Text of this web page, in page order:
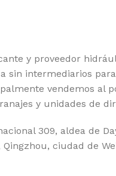
y proveedor
sin intermediarios
vendemos al
y unidades de
309, aldea de
ciudad de